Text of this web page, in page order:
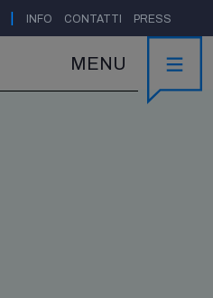
INFO CONTATTI PRESS
MENU